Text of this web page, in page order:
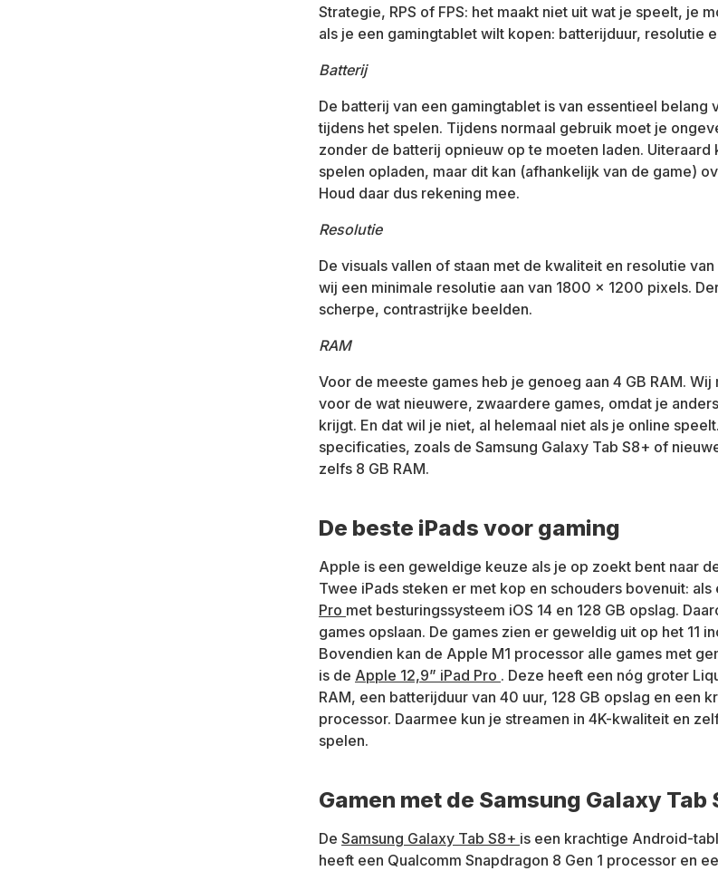
Strategie, RPS of FPS: het maakt niet uit wat je speelt, je
als je een gamingtablet wilt kopen: batterijduur, resolutie
Batterij
De batterij van een gamingtablet is van essentieel belang
tijdens het spelen. Tijdens normaal gebruik moet je
zonder de batterij opnieuw op te moeten laden. Uiteraard
spelen opladen, maar dit kan (afhankelijk van de game)
Houd daar dus rekening mee.
Resolutie
De visuals vallen of staan met de kwaliteit en resolutie
wij een minimale resolutie aan van 1800 × 1200 pixels.
scherpe, contrastrijke beelden.
RAM
Voor de meeste games heb je genoeg aan 4 GB RAM. Wij
voor de wat nieuwere, zwaardere games, omdat je
krijgt. En dat wil je niet, al helemaal niet als je online
specificaties, zoals de Samsung Galaxy Tab S8+ of
zelfs 8 GB RAM.
De beste iPads voor gaming
Apple is een geweldige keuze als je op zoekt bent naar
Twee iPads steken er met kop en schouders bovenuit: als
Pro met besturingssysteem iOS 14 en 128 GB opslag.
games opslaan. De games zien er geweldig uit op het 11
Bovendien kan de Apple M1 processor alle games met
is de Apple 12,9” iPad Pro . Deze heeft een nóg groter
RAM, een batterijduur van 40 uur, 128 GB opslag en een
processor. Daarmee kun je streamen in 4K-kwaliteit en
spelen.
Gamen met de Samsung Galaxy Tab
De Samsung Galaxy Tab S8+ is een krachtige Android-
heeft een Qualcomm Snapdragon 8 Gen 1 processor en